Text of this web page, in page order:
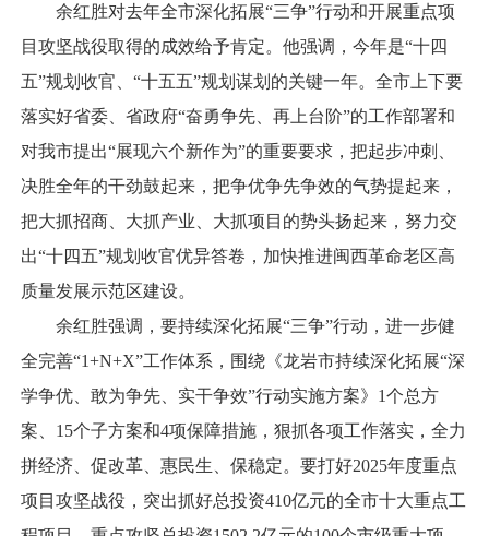
余红胜对去年全市深化拓展“三争”行动和开展重点项
目攻坚战役取得的成效给予肯定。他强调，今年是“十四
五”规划收官、“十五五”规划谋划的关键一年。全市上下要
落实好省委、省政府“奋勇争先、再上台阶”的工作部署和
对我市提出“展现六个新作为”的重要要求，把起步冲刺、
决胜全年的干劲鼓起来，把争优争先争效的气势提起来，
把大抓招商、大抓产业、大抓项目的势头扬起来，努力交
出“十四五”规划收官优异答卷，加快推进闽西革命老区高
质量发展示范区建设。
余红胜强调，要持续深化拓展“三争”行动，进一步健
全完善“1+N+X”工作体系，围绕《龙岩市持续深化拓展“深
学争优、敢为争先、实干争效”行动实施方案》1个总方
案、15个子方案和4项保障措施，狠抓各项工作落实，全力
拼经济、促改革、惠民生、保稳定。要打好2025年度重点
项目攻坚战役，突出抓好总投资410亿元的全市十大重点工